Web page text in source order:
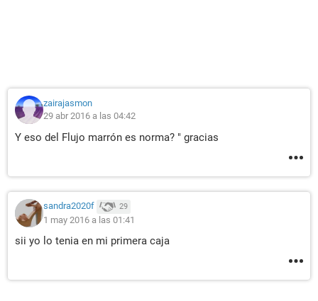
zairajasmon
29 abr 2016 a las 04:42
Y eso del Flujo marrón es norma? " gracias
sandra2020f 29
1 may 2016 a las 01:41
sii yo lo tenia en mi primera caja